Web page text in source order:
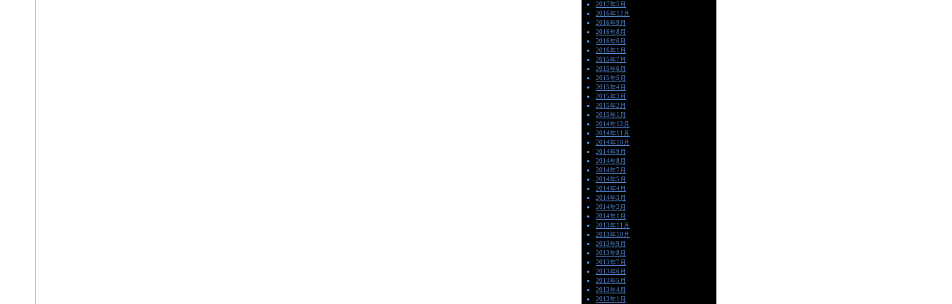
2017年5月
2016年12月
2016年9月
2016年8月
2016年6月
2016年1月
2015年7月
2015年6月
2015年5月
2015年4月
2015年3月
2015年2月
2015年1月
2014年12月
2014年11月
2014年10月
2014年9月
2014年8月
2014年7月
2014年5月
2014年4月
2014年3月
2014年2月
2014年1月
2013年11月
2013年10月
2013年9月
2013年8月
2013年7月
2013年6月
2013年5月
2013年4月
2013年1月